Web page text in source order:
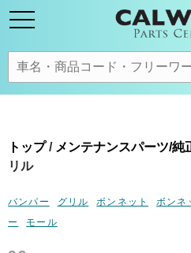
トップ/ メンテナンスパーツ/純
リル
バンパー グリル ボンネット ボンネ
ー
モール